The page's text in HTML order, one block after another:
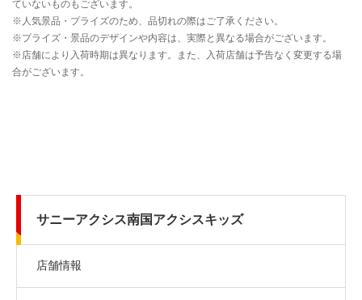
サニーアクシス南国アクシスキッズ
店舗情報